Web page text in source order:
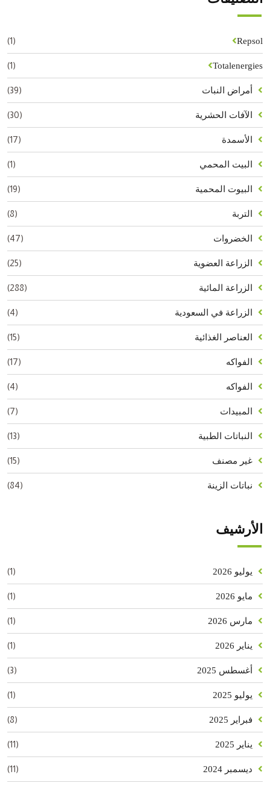
Repsol
(1)
Totalenergies
(1)
أمراض النبات (39)
الآفات الحشرية (30)
الأسمدة (17)
البيت المحمي (1)
البيوت المحمية (19)
التربة (8)
الخضروات (47)
الزراعة العضوية (25)
الزراعة المائية (288)
الزراعة في السعودية (4)
العناصر الغذائية (15)
الفواكه (17)
الفواكه (4)
المبيدات (7)
النباتات الطبية (13)
غير مصنف (15)
نباتات الزينة (84)
الأرشيف
يوليو 2026 (1)
مايو 2026 (1)
مارس 2026 (1)
يناير 2026 (1)
أغسطس 2025 (3)
يوليو 2025 (1)
فبراير 2025 (8)
يناير 2025 (11)
ديسمبر 2024 (11)